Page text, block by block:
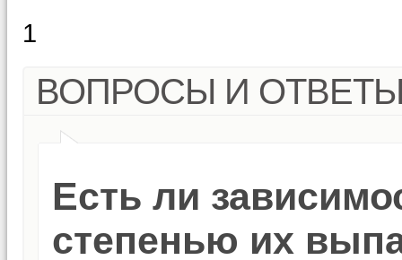
1
ВОПРОСЫ И
Есть ли
степенью их